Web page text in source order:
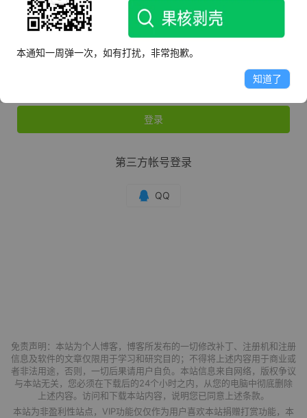
忘记密码？
登录
第三方帐号登录
免责声明：本站为个人博客，博客所发布的一切修改补丁、注册机和注册
信息及软件的文章仅限用于学习和研究目的；不得将上述内容用于商业或
者非法用途，否则，一切后果请用户自负。本站信息来自网络，版权争议
与本站无关，您必须在下载后的24个小时之内，从您的电脑中彻底删除
上述内容。访问和下载本站内容，说明您已同意上述条款。
本站为非盈利性站点，VIP功能仅仅作为用户喜欢本站捐赠打赏功能，本
本通知一周弹一次，如有打扰，非常抱歉。
知道了